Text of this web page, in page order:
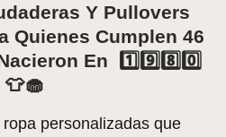
Y Pullovers
Quienes Cumplen 46
En 1️⃣9️⃣8️⃣0️⃣
👕🧁
personalizadas que